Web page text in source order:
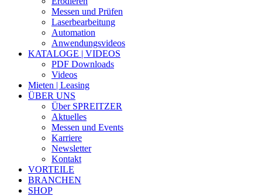
Messen und Prüfen
Laserbearbeitung
Automation
Anwendungsvideos
KATALOGE | VIDEOS
PDF Downloads
Videos
Mieten | Leasing
ÜBER UNS
Über SPREITZER
Aktuelles
Messen und Events
Karriere
Newsletter
Kontakt
VORTEILE
BRANCHEN
SHOP